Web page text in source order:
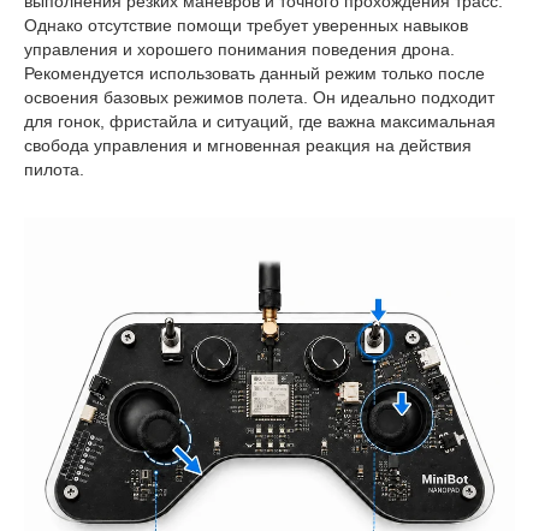
Однако отсутствие помощи требует уверенных навыков
управления и хорошего понимания поведения дрона.
Рекомендуется использовать данный режим только после
освоения базовых режимов полета. Он идеально подходит
для гонок, фристайла и ситуаций, где важна максимальная
свобода управления и мгновенная реакция на действия
пилота.